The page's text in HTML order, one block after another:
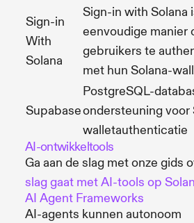
Sign-in
With
Solana
Sign-in with Solana
eenvoudige manier
gebruikers te
met hun Solana-
Supabase
PostgreSQL-
ondersteuning voor
walletauthenticatie
AI-ontwikkeltools
Ga aan de slag met onze gids
slag gaat met AI-tools op
AI Agent Frameworks
AI-agents kunnen autonoom